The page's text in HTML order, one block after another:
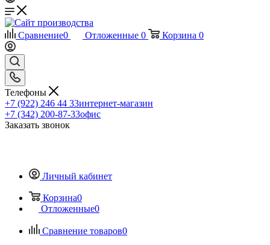
Сравнение0 Отложенные 0 Корзина 0
Телефоны
+7 (922) 246 44 33интернет-магазин
+7 (342) 200-87-33офис
Заказать звонок
Личный кабинет
Корзина0
Отложенные0
Сравнение товаров0